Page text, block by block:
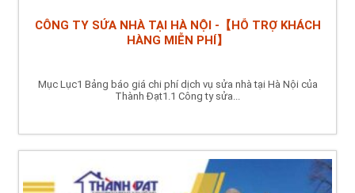
CÔNG TY SỬA NHÀ TẠI HÀ NỘI -【HỖ TRỢ KHÁCH
HÀNG MIỄN PHÍ】
Mục Lục1 Bảng báo giá chi phí dịch vụ sửa nhà tại Hà Nội của
Thành Đạt1.1 Công ty sửa...